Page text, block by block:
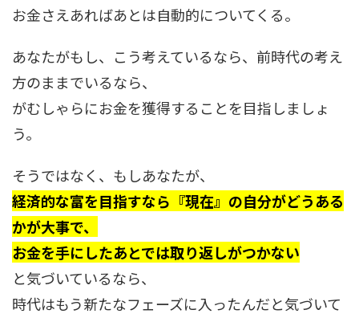
お金さえあればあとは自動的についてくる。
あなたがもし、こう考えているなら、前時代の考え
方のままでいるなら、
がむしゃらにお金を獲得することを目指しましょ
う。
そうではなく、もしあなたが、
経済的な富を目指すなら『現在』の自分がどうある
かが大事で、
お金を手にしたあとでは取り返しがつかない
と気づいているなら、
時代はもう新たなフェーズに入ったんだと気づいて